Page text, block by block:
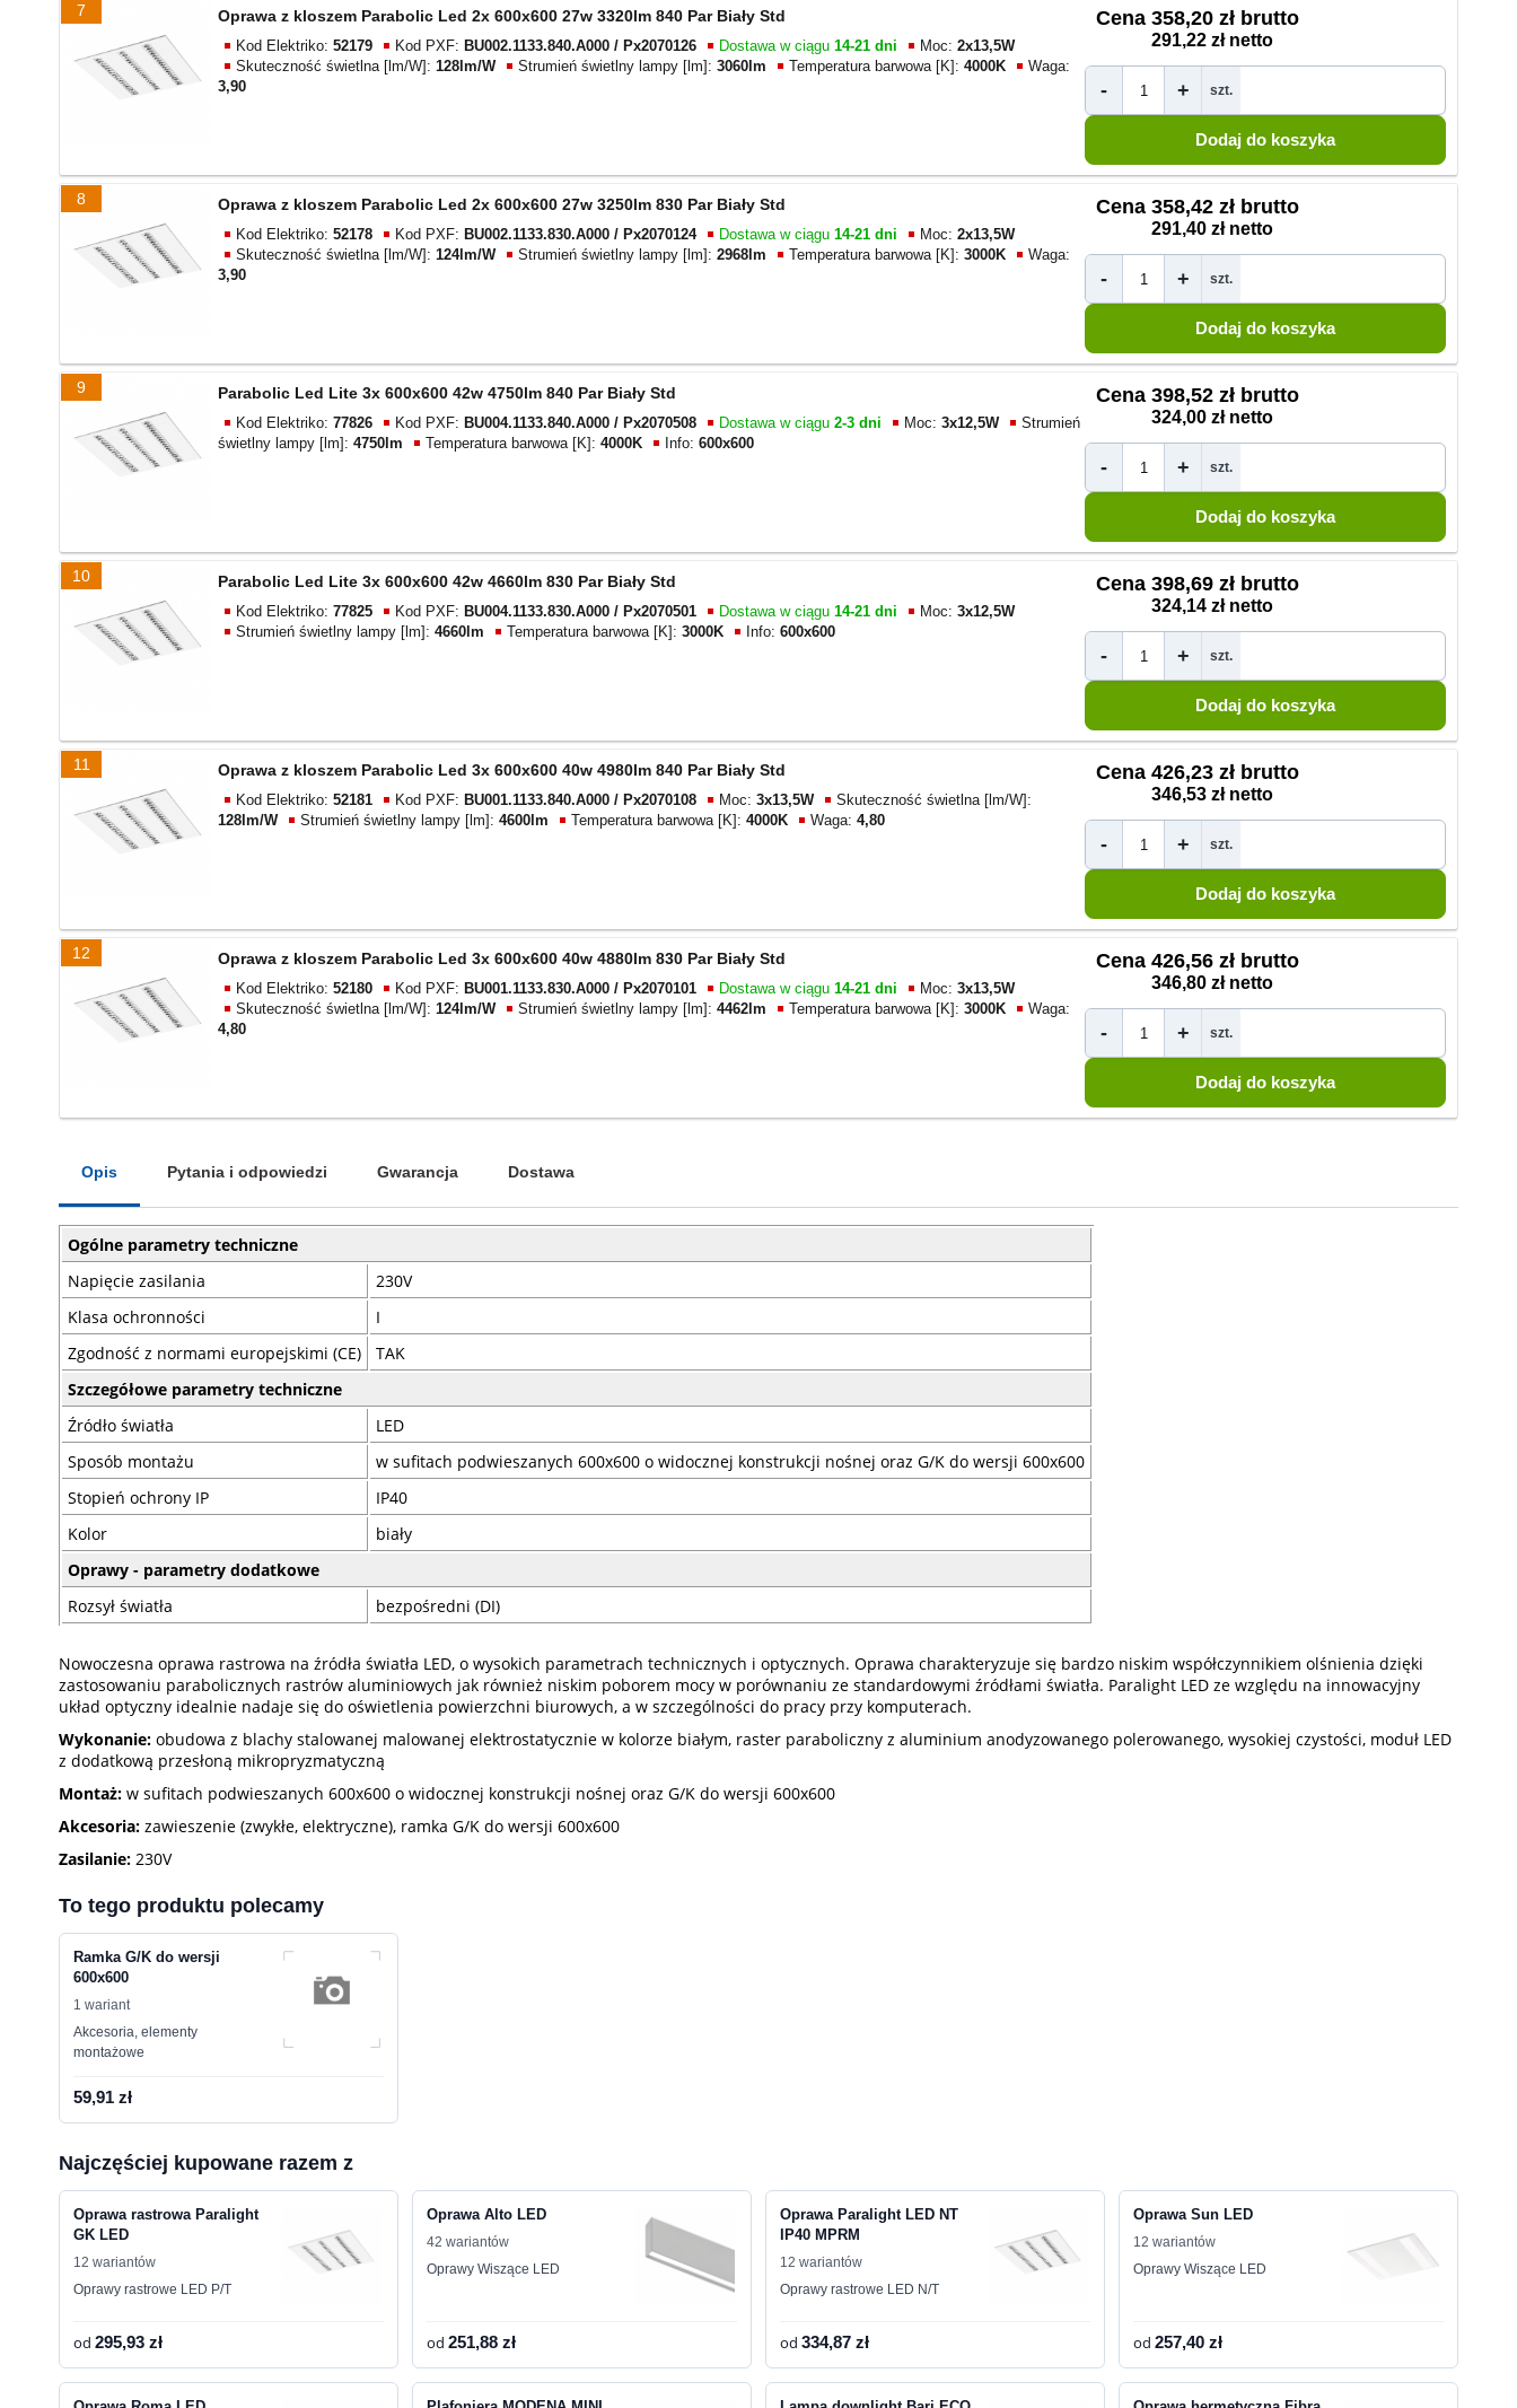
7 Oprawa z kloszem Parabolic Led 2x 600x600 27w 3320lm 840 Par Biały Std
Kod Elektriko: 52179 Kod PXF: BU002.1133.840.A000 / Px2070126 Dostawa w ciągu 14-21 dni Moc: 2x13,5W
Skuteczność świetlna [lm/W]: 128lm/W Strumień świetlny lampy [lm]: 3060lm Temperatura barwowa [K]: 4000K
Waga:
3,90
Cena 358,20 zł brutto
291,22 zł netto
- + szt.
8 Oprawa z kloszem Parabolic Led 2x 600x600 27w 3250lm 830 Par Biały Std
Kod Elektriko: 52178 Kod PXF: BU002.1133.830.A000 / Px2070124 Dostawa w ciągu 14-21 dni Moc: 2x13,5W
Skuteczność świetlna [lm/W]: 124lm/W Strumień świetlny lampy [lm]: 2968lm Temperatura barwowa [K]: 3000K
Waga:
3,90
Cena 358,42 zł brutto
291,40 zł netto
- + szt.
9 Parabolic Led Lite 3x 600x600 42w 4750lm 840 Par Biały Std
Kod Elektriko: 77826 Kod PXF: BU004.1133.840.A000 / Px2070508 Dostawa w ciągu 2-3 dni Moc: 3x12,5W
Strumień
świetlny lampy [lm]: 4750lm Temperatura barwowa [K]: 4000K Info: 600x600
Cena 398,52 zł brutto
324,00 zł netto
- + szt.
10 Parabolic Led Lite 3x 600x600 42w 4660lm 830 Par Biały Std
Kod Elektriko: 77825 Kod PXF: BU004.1133.830.A000 / Px2070501 Dostawa w ciągu 14-21 dni Moc: 3x12,5W
Strumień świetlny lampy [lm]: 4660lm Temperatura barwowa [K]: 3000K Info: 600x600
Cena 398,69 zł brutto
324,14 zł netto
- + szt.
11 Oprawa z kloszem Parabolic Led 3x 600x600 40w 4980lm 840 Par Biały Std
Kod Elektriko: 52181 Kod PXF: BU001.1133.840.A000 / Px2070108 Moc: 3x13,5W
Skuteczność świetlna [lm/W]:
128lm/W
Strumień świetlny lampy [lm]: 4600lm Temperatura barwowa [K]: 4000K Waga: 4,80
Cena 426,23 zł brutto
346,53 zł netto
- + szt.
12 Oprawa z kloszem Parabolic Led 3x 600x600 40w 4880lm 830 Par Biały Std
Kod Elektriko: 52180 Kod PXF: BU001.1133.830.A000 / Px2070101 Dostawa w ciągu 14-21 dni Moc: 3x13,5W
Skuteczność świetlna [lm/W]: 124lm/W Strumień świetlny lampy [lm]: 4462lm Temperatura barwowa [K]: 3000K
Waga:
4,80
Cena 426,56 zł brutto
346,80 zł netto
- + szt.
Opis Pytania i odpowiedzi Gwarancja Dostawa
Ogólne parametry techniczne
Napięcie zasilania
230V
Klasa ochronności
I
Zgodność z normami europejskimi (CE)
TAK
Szczegółowe parametry techniczne
Źródło światła
LED
Sposób montażu
w sufitach podwieszanych 600x600 o widocznej konstrukcji nośnej oraz G/K do wersji 600x600
Stopień ochrony IP
IP40
Kolor
biały
Oprawy - parametry dodatkowe
Rozsył światła
bezpośredni (DI)
Nowoczesna oprawa rastrowa na źródła światła LED, o wysokich parametrach technicznych i optycznych. Oprawa charakteryzuje się bardzo niskim współczynnikiem olśnienia dzięki
zastosowaniu parabolicznych rastrów aluminiowych jak również niskim poborem mocy w porównaniu ze standardowymi źródłami światła. Paralight LED ze względu na innowacyjny
układ optyczny idealnie nadaje się do oświetlenia powierzchni biurowych, a w szczególności do pracy przy komputerach.
Wykonanie: obudowa z blachy stalowanej malowanej elektrostatycznie w kolorze białym, raster paraboliczny z aluminium anodyzowanego polerowanego, wysokiej czystości, moduł LED
z dodatkową przesłoną mikropryzmatyczną
Montaż: w sufitach podwieszanych 600x600 o widocznej konstrukcji nośnej oraz G/K do wersji 600x600
Akcesoria: zawieszenie (zwykłe, elektryczne), ramka G/K do wersji 600x600
Zasilanie: 230V
To tego produktu polecamy
Ramka G/K do wersji
600x600
1 wariant
Akcesoria, elementy
montażowe
59,91 zł
Najczęściej kupowane razem z
Oprawa rastrowa Paralight
GK LED
12 wariantów
Oprawy rastrowe LED P/T
od 295,93 zł
Oprawa Alto LED
42 wariantów
Oprawy Wiszące LED
od 251,88 zł
Oprawa Paralight LED NT
IP40 MPRM
12 wariantów
Oprawy rastrowe LED N/T
od 334,87 zł
Oprawa Sun LED
12 wariantów
Oprawy Wiszące LED
od 257,40 zł